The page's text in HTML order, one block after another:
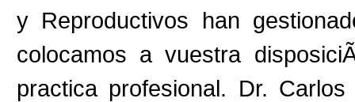
y Reproductivos han
colocamos a vuestra
practica profesional. Dr.